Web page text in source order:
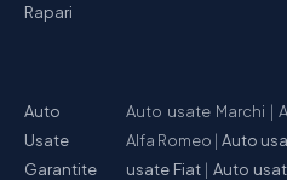
Rapari
Auto
Usate
Garantite
Auto usate Marchi |
Alfa Romeo | Auto
usate Fiat | Auto